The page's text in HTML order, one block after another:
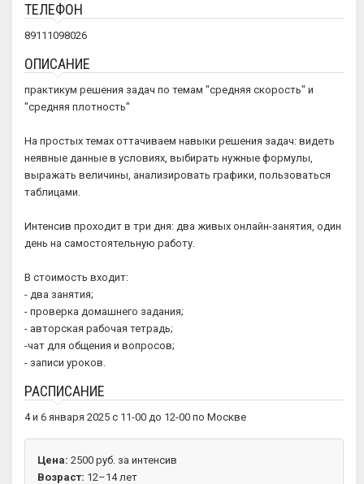
ТЕЛЕФОН
89111098026
ОПИСАНИЕ
практикум решения задач по темам "средняя скорость" и
"средняя плотность"
На простых темах оттачиваем навыки решения задач: видеть
неявные данные в условиях, выбирать нужные формулы,
выражать величины, анализировать графики, пользоваться
таблицами.
Интенсив проходит в три дня: два живых онлайн-занятия, один
день на самостоятельную работу.
В стоимость входит:
- два занятия;
- проверка домашнего задания;
- авторская рабочая тетрадь;
-чат для общения и вопросов;
- записи уроков.
РАСПИСАНИЕ
4 и 6 января 2025 с 11-00 до 12-00 по Москве
Цена: 2500 руб. за интенсив
Возраст: 12–14 лет